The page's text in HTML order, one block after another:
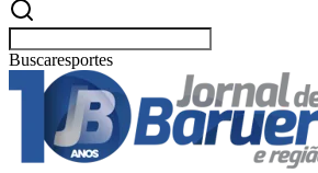
Buscarpolítica